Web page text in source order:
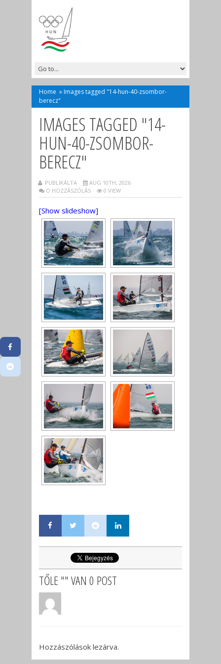
Home » Images tagged "14-hun-40-zsombor-
berecz"
IMAGES TAGGED "14-
HUN-40-ZSOMBOR-
BERECZ"
PUBLIKÁLTA
AUG 10TH, 2026
O HOZZÁSZÓLÁS
0 VIEW
[Show slideshow]
TŐLE "" VAN 0 POST
Hozzászólások lezárva.